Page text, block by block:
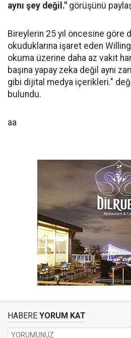
aynı şey değil." görüşünü
Bireylerin 25 yıl öncesine göre
okuduklarına işaret eden
okuma üzerine daha az vakit
başına yapay zeka değil aynı
gibi dijital medya içerikleri."
bulundu.
aa
HABERE YORUM KAT